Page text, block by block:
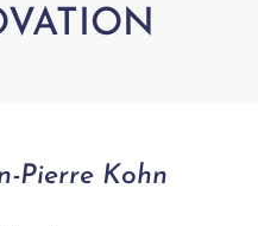
Pierre Kohn